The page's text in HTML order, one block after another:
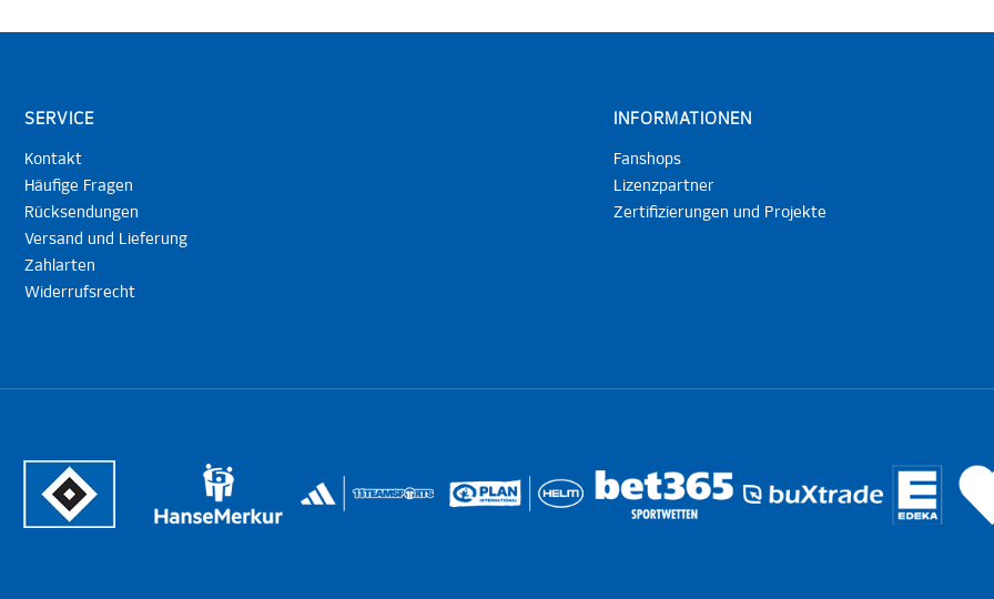
SERVICE
Kontakt
Häufige Fragen
Rücksendungen
Versand und Lieferung
Zahlarten
Widerrufsrecht
INFORMATIONEN
Fanshops
Lizenzpartner
Zertifizierungen und Projekte